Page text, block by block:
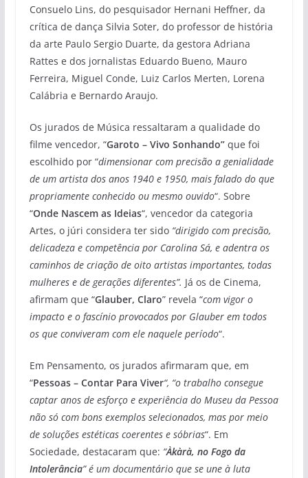
Consuelo Lins, do pesquisador Hernani Heffner, da
crítica de dança Silvia Soter, do professor de história
da arte Paulo Sergio Duarte, da gestora Adriana
Rattes e dos jornalistas Eduardo Bueno, Mauro
Ferreira, Miguel Conde, Luiz Carlos Merten, Lorena
Calábria e Bernardo Araujo.
Os jurados de Música ressaltaram a qualidade do
filme vencedor, “Garoto – Vivo Sonhando”que foi
escolhido por “dimensionar com precisão a genialidade
de um artista dos anos 1940 e 1950, mais falado do que
propriamente conhecido ou mesmo ouvido“. Sobre
“Onde Nascem as Ideias“, vencedor da categoria
Artes, o júri considera ter sido “dirigido com precisão,
delicadeza e competência por Carolina Sá, e adentra os
caminhos de criação de oito artistas importantes, todas
mulheres e de gerações diferentes”. Já os de Cinema,
afirmam que “Glauber, Claro” revela “com vigor o
impacto e o fascínio provocados por Glauber em todos
os que conviveram com ele naquele período“.
Em Pensamento, os jurados afirmaram que, em
“Pessoas – Contar Para Viver“, “o trabalho consegue
captar anos de esforço e experiência do Museu da Pessoa
não só com bons exemplos selecionados, mas por meio
de soluções estéticas coerentes e sóbrias“. Em
Sociedade, destacaram que: “Àkàrà, no Fogo da
Intolerância” é um documentário que se une à luta